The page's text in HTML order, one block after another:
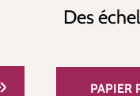
Des
PAPIER